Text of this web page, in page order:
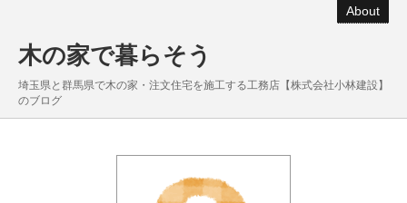
About
木の家で暮らそう
埼玉県と群馬県で木の家・注文住宅を施工する工務店【株式会社小林建設】
のブログ